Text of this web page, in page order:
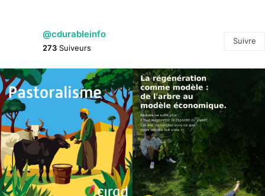
@cdurableinfo
273 Suiveurs
Suivre